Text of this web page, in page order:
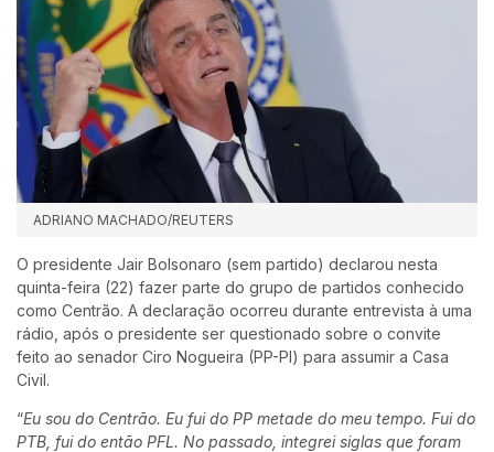
ADRIANO MACHADO/REUTERS
O presidente Jair Bolsonaro (sem partido) declarou nesta
quinta-feira (22) fazer parte do grupo de partidos conhecido
como Centrão. A declaração ocorreu durante entrevista à uma
rádio, após o presidente ser questionado sobre o convite
feito ao senador Ciro Nogueira (PP-PI) para assumir a Casa
Civil.
“Eu sou do Centrão. Eu fui do PP metade do meu tempo. Fui do
PTB, fui do então PFL. No passado, integrei siglas que foram